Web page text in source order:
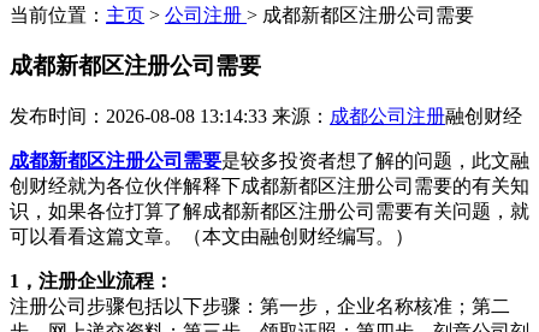
当前位置： 主页 > 公司注册 > 成都新都区注册公司需要
成都新都区注册公司需要
发布时间：2026-08-08 13:14:33 来源： 成都公司注册融创财经
成都新都区注册公司需要是较多投资者想了解的问题，此文融
创财经就为各位伙伴解释下成都新都区注册公司需要的有关知
识，如果各位打算了解成都新都区注册公司需要有关问题，就
可以看看这篇文章。（本文由融创财经编写。）
1，注册企业流程：
注册公司步骤包括以下步骤：第一步，企业名称核准；第二